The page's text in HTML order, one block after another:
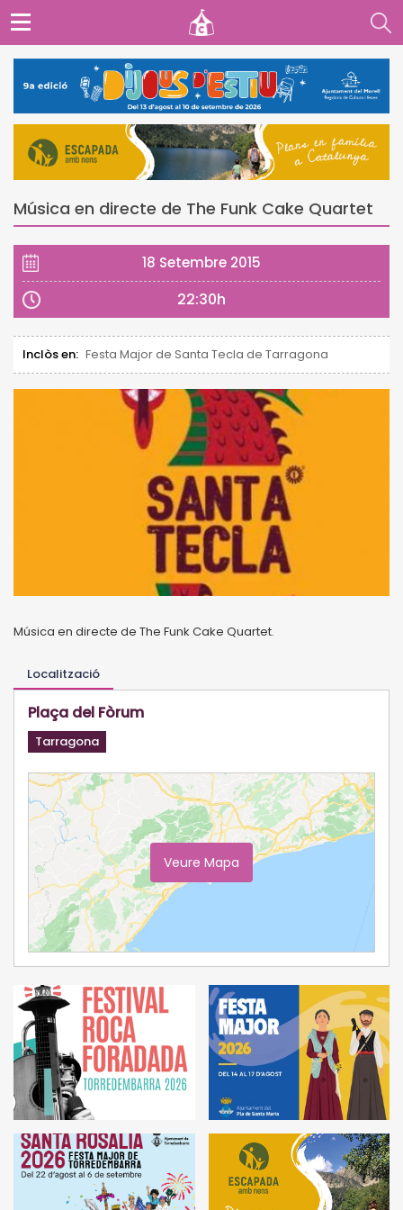
Música en directe de The Funk Cake Quartet
18 Setembre 2015
22:30h
Inclòs en: Festa Major de Santa Tecla de Tarragona
Música en directe de The Funk Cake Quartet.
Localització
Plaça del Fòrum
Tarragona
Veure Mapa